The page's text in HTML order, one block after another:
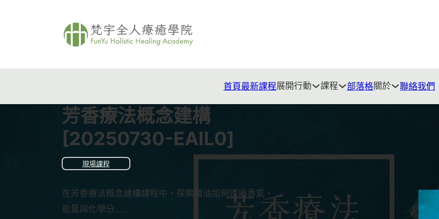
首頁最新課程展開行動 課程 部落格關於 聯絡我們
芳香療法概念建構
[20250730-EAIL0]
現場課程
在芳香療法概念建構課程中，探索精油如何透過香氣、
能量與化學分…...